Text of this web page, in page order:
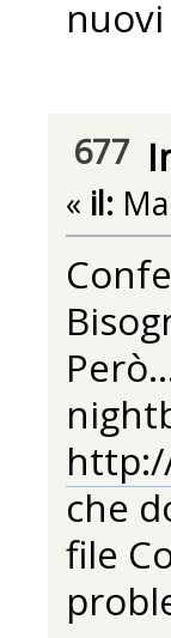
677
« il:
che
file